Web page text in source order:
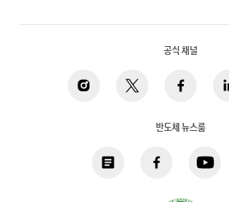
공식 채널
반도체 뉴스룸